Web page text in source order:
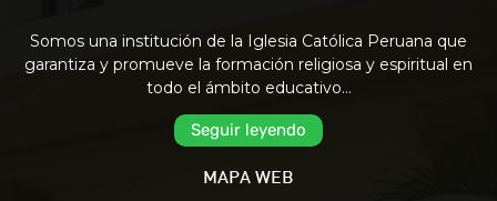
Somos una institución de la Iglesia Católica Peruana que
garantiza y promueve la formación religiosa y espiritual en
todo el ámbito educativo…
Seguir leyendo
MAPA WEB